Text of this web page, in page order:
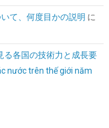
て、何度目かの説明 に
る各国の技術力と成長要
nước trên thế giới năm